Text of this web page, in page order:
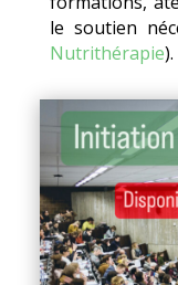
le soutien
Nutrithérapie).